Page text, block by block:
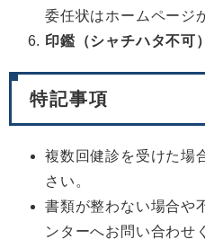
委任状はホームページ
印鑑（シャチハタ不可）
特記事項
複数回健診を受けた場
さい。
書類が整わない場合や
ンターへお問い合わせ